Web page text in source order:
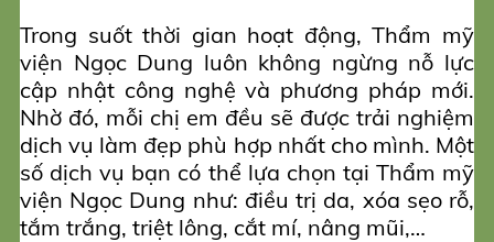
Trong suốt thời gian hoạt động, Thẩm mỹ
viện Ngọc Dung luôn không ngừng nỗ lực
cập nhật công nghệ và phương pháp mới.
Nhờ đó, mỗi chị em đều sẽ được trải nghiệm
dịch vụ làm đẹp phù hợp nhất cho mình. Một
số dịch vụ bạn có thể lựa chọn tại Thẩm mỹ
viện Ngọc Dung như: điều trị da, xóa sẹo rỗ,
tắm trắng, triệt lông, cắt mí, nâng mũi,…